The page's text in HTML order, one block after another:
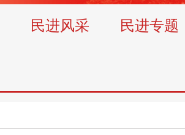
民进风采 民进专题